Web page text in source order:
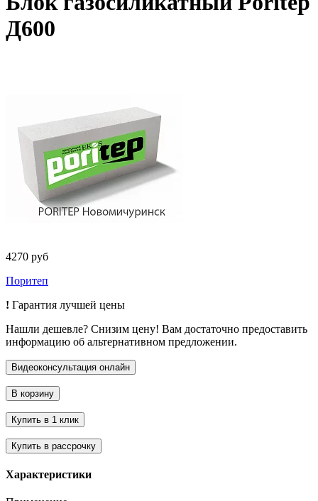
Д600
4270 руб
Поритеп
! Гарантия лучшей цены
Нашли дешевле? Снизим цену! Вам достаточно предоставить
информацию об альтернативном предложении.
Характеристики